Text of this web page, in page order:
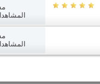
المشاهدات:
المشاهدات: